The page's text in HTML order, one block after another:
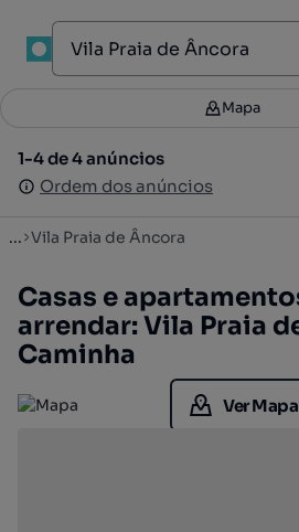
Filtros 2
1-4 de 4 anúncios
Ordem dos anúncios
Mapa
1-4 de 4 anúncios
Ordem dos anúncios
... Vila Praia de Âncora
Casas e
arrendar: Vila Praia
Caminha
Ver Mapa